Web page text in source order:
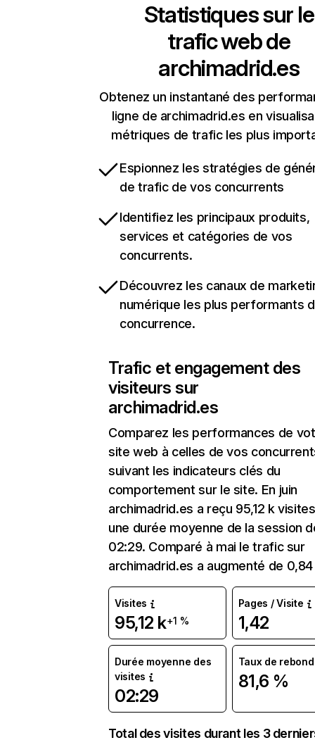
Statistiques sur le
trafic web de
archimadrid.es
Obtenez un instantané des
ligne de archimadrid.es en
métriques de trafic les plus
Espionnez les stratégies de
de trafic de vos concurrents
Identifiez les principaux produits,
services et catégories de vos
concurrents.
Découvrez les canaux de
numérique les plus performants
concurrence.
Trafic et engagement des
visiteurs sur
archimadrid.es
Comparez les performances de
site web à celles de vos
suivant les indicateurs clés du
comportement sur le site. En juin
archimadrid.es a reçu 95,12 k
une durée moyenne de la session
02:29. Comparé à mai le trafic sur
archimadrid.es a augmenté de
Visites
95,12 k+1 %
Pages / Visite
1,42
Durée moyenne des
visites
02:29
Taux de rebond
81,6 %
Total des visites durant les 3